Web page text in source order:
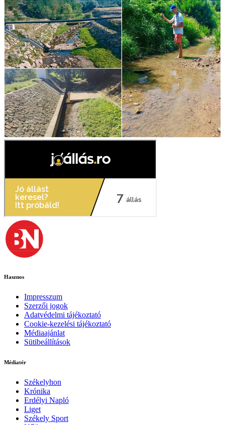
Hasznos
Impresszum
Szerzői jogok
Adatvédelmi tájékoztató
Cookie-kezelési tájékoztató
Médiaajánlat
Sütibeállítások
Médiatér
Székelyhon
Krónika
Erdélyi Napló
Liget
Székely Sport